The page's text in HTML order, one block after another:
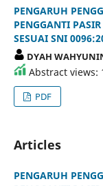
PENGARUH
PENGGANTI
SESUAI SNI
DYAH
Abstract views:
PDF
Articles
PENGARUH